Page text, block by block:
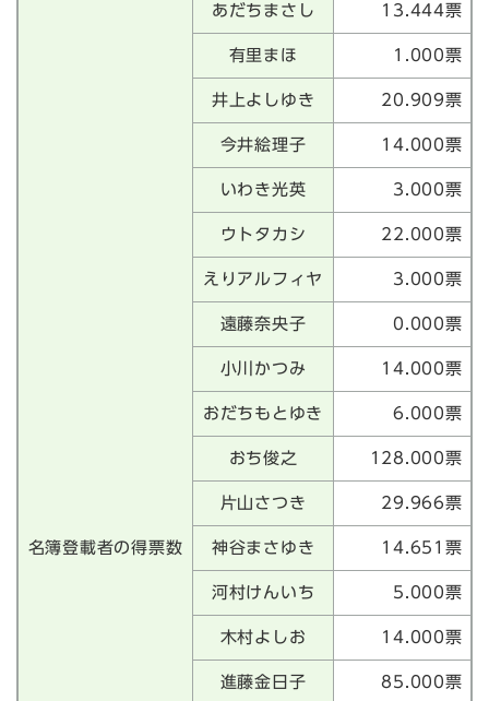
名簿登載者の得票数
あだちまさし 13.444票
有里まほ 1.000票
井上よしゆき 20.909票
今井絵理子 14.000票
いわき光英 3.000票
ウトタカシ 22.000票
えりアルフィヤ 3.000票
遠藤奈央子 0.000票
小川かつみ 14.000票
おだちもとゆき 6.000票
おち俊之 128.000票
片山さつき 29.966票
神谷まさゆき 14.651票
河村けんいち 5.000票
木村よしお 14.000票
進藤金日子 85.000票